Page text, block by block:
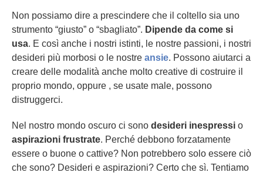
Non possiamo dire a prescindere che il coltello sia uno
strumento “giusto” o “sbagliato”. Dipende da come si
usa. E così anche i nostri istinti, le nostre passioni, i nostri
desideri più morbosi o le nostre ansie. Possono aiutarci a
creare delle modalità anche molto creative di costruire il
proprio mondo, oppure , se usate male, possono
distruggerci.
Nel nostro mondo oscuro ci sono desideri inespressi o
aspirazioni frustrate. Perché debbono forzatamente
essere o buone o cattive? Non potrebbero solo essere ciò
che sono? Desideri e aspirazioni? Certo che sì. Tentiamo